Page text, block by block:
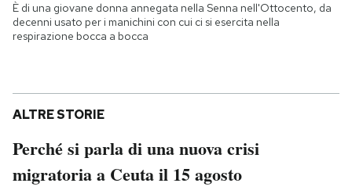
È di una giovane donna annegata nella Senna nell'Ottocento, da
decenni usato per i manichini con cui ci si esercita nella
respirazione bocca a bocca
ALTRE STORIE
Perché si parla di una nuova crisi
migratoria a Ceuta il 15 agosto